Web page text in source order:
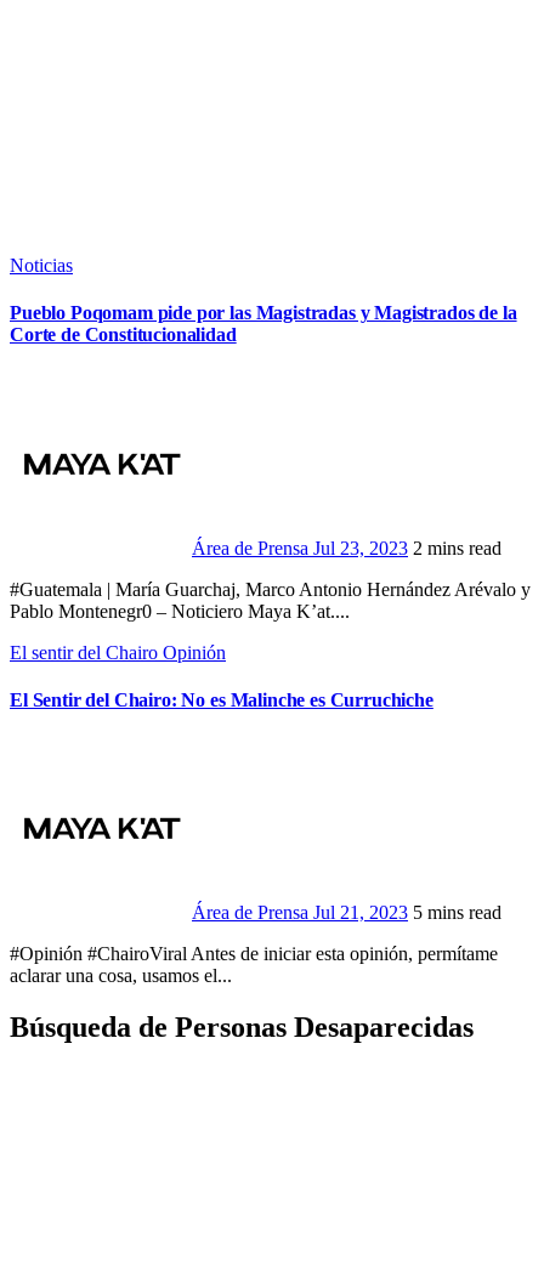
Noticias
Pueblo Poqomam pide por las Magistradas y Magistrados de la
Corte de Constitucionalidad
Área de Prensa Jul 23, 2023 2 mins read
#Guatemala | María Guarchaj, Marco Antonio Hernández Arévalo y
Pablo Montenegr0 – Noticiero Maya K’at....
El sentir del Chairo Opinión
El Sentir del Chairo: No es Malinche es Curruchiche
Área de Prensa Jul 21, 2023 5 mins read
#Opinión #ChairoViral Antes de iniciar esta opinión, permítame
aclarar una cosa, usamos el...
Búsqueda de Personas Desaparecidas